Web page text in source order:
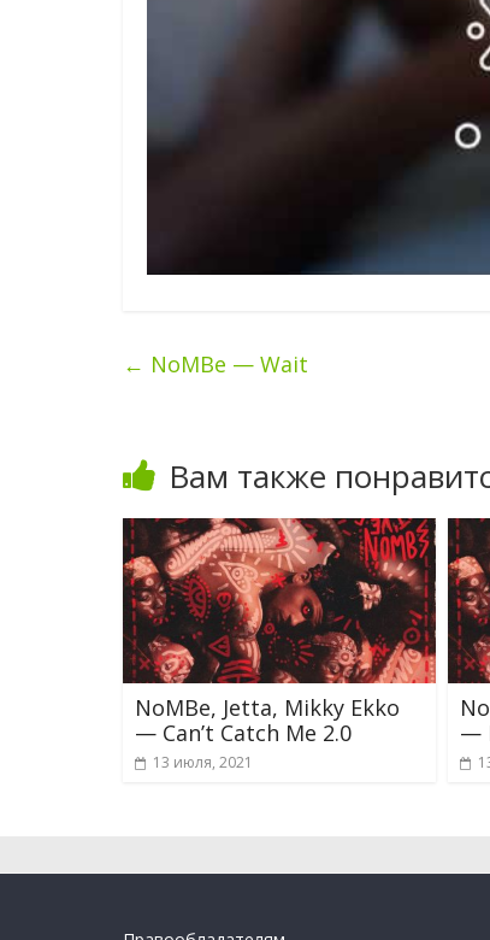
← NoMBe — Wait
Вам также
NoMBe, Jetta, Mikky Ekko
— Can’t Catch Me 2.0
13 июля, 2021
—